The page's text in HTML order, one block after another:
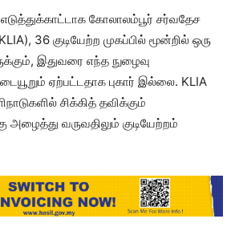
எடுத்துக்காட்டாக கோலாலம்பூர் சர்வதேச
36 குடியேற்ற முகப்பில் மூன்றில் ஒரு
இதுவரை எந்த நுழைவு
ஏற்பட்டதாக புகார் இல்லை. KLIA
சிக்கித் தவிக்கும்
அழைத்து வருவதிலும் குடியேற்றம்